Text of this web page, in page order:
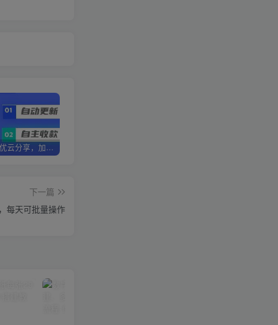
加盟优优云分享，加盟搭建同款知识付费资源网站，实现长期稳定被动收入~
下一篇
每天可批量操作